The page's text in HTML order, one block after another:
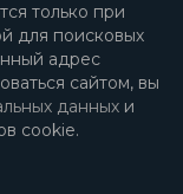
только при
для поисковых
адрес
сайтом, вы
данных и
cookie.